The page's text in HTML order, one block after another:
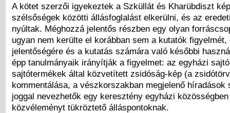
A kötet szerzői igyekeztek a Szküllát és Kharübdiszt
szélsőségek közötti állásfoglalást elkerülni, és az
nyúltak. Méghozzá jelentős részben egy olyan
ugyan nem kerülte el korábban sem a kutatók figyelmét,
jelentőségére és a kutatás számára való későbbi
épp tanulmányaik irányítják a figyelmet: az egyházi
sajtótermékek által közvetített zsidóság-kép (a
kommentálása, a vészkorszakban megjelenő híradások
joggal nevezhetők egy keresztény egyházi
közvéleményt tükröztető álláspontoknak.